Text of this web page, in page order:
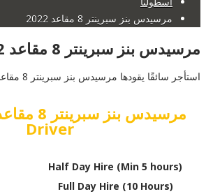
مرسيدس بنز سبرينتر 8 مقاعد 2022
مرسيدس بنز سبرينتر 8 مقاعد 2022
استأجر سائقًا يقودها مرسيدس بنز سبرينتر 8 مقاعد 2022
Driver
Half Day Hire (Min 5 hours)
Full Day Hire (10 Hours)